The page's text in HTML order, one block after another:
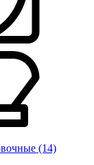
(14)